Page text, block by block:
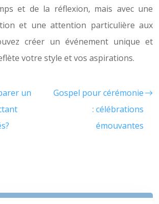
et de la réflexion, mais avec une
et une attention particulière aux
créer un événement unique et
votre style et vos aspirations.
un
Gospel pour cérémonie
: célébrations
émouvantes